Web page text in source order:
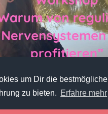
um Dir die bestmögliche
zu bieten. Erfahre mehr